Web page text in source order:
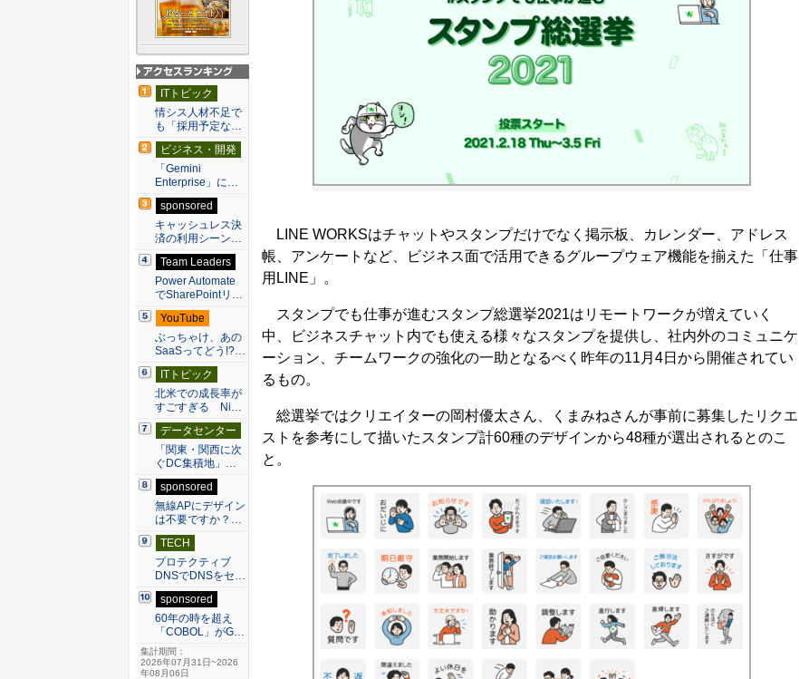
LINE WORKSはチャットやスタンプだけでなく掲示板、カレンダー、アドレス
帳、アンケートなど、ビジネス面で活用できるグループウェア機能を揃えた「仕事
用LINE」。
スタンプでも仕事が進むスタンプ総選挙2021はリモートワークが増えていく
中、ビジネスチャット内でも使える様々なスタンプを提供し、社内外のコミュニケ
ーション、チームワークの強化の一助となるべく昨年の11月4日から開催されてい
るもの。
総選挙ではクリエイターの岡村優太さん、くまみねさんが事前に募集したリクエ
ストを参考にして描いたスタンプ計60種のデザインから48種が選出されるとのこ
と。
アクセスランキン
グ
ITトピック
情シス人材不足で
も「採用予定な…
ビジネス・開発
「Gemini
Enterprise」に…
sponsored
キャッシュレス決
済の利用シーン…
Team Leaders
Power Automate
でSharePointリ…
YouTube
ぶっちゃけ、あの
SaaSってどう!?…
ITトピック
北米での成長率が
すごすぎる Ni…
データセンター
「関東・関西に次
ぐDC集積地」…
sponsored
無線APにデザイン
は不要ですか？…
TECH
プロテクティブ
DNSでDNSをセ…
sponsored
60年の時を超え
「COBOL」がG…
集計期間：
2026年07月31日~2026
年08月06日